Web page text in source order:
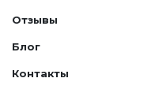
Отзывы
Блог
Контакты